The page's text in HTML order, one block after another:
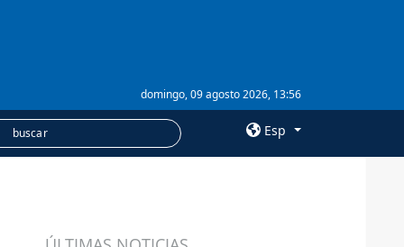
domingo, 09 agosto 2026, 13:56
Esp